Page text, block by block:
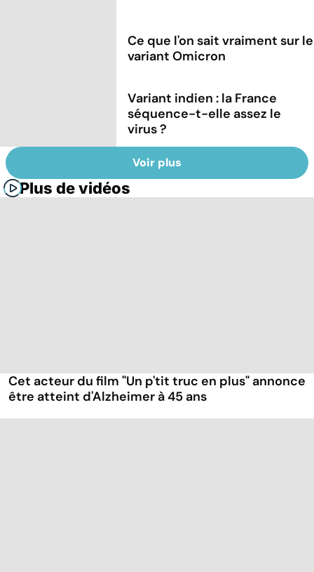
Ce que l'on sait vraiment sur le
variant Omicron
Variant indien : la France
séquence-t-elle assez le
virus ?
Voir plus
Plus de vidéos
Cet acteur du film "Un p'tit truc en plus" annonce
être atteint d'Alzheimer à 45 ans